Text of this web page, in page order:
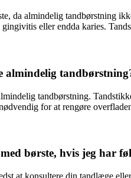
da almindelig tandbørstning
eller endda karies.
almindelig
tandbørstning.
for at rengøre
børste, hvis jeg har